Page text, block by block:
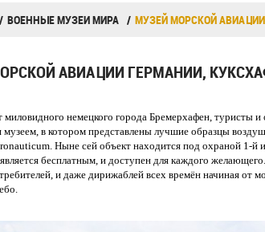
ВОЕННЫЕ МУЗЕИ МИРА МУЗЕЙ МОРСКОЙ
АВИАЦИИ ГЕРМАНИИ,
миловидного немецкого города Бремерхафен, туристы и
музеем, в котором представлены лучшие образцы
Ныне сей объект находится под охраной 1-й
бесплатным, и доступен для каждого
и даже дирижаблей всех времён начиная от